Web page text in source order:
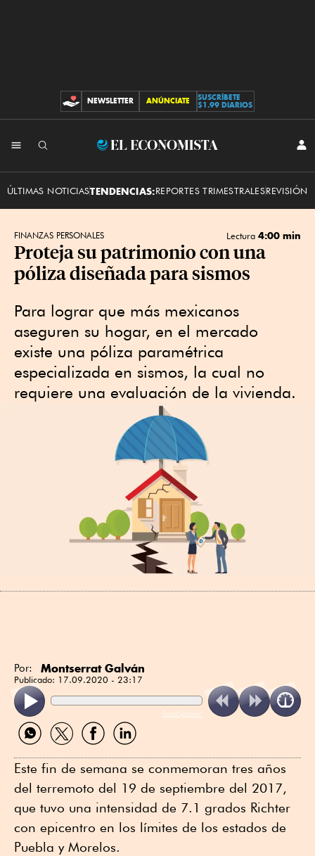
CONTRIBUCIONES
NEWSLETTER ANÚNCIATE
SUSCRÍBETE
$1.99 DIARIOS
El
ÚLTIMAS NOTICIASTENDENCIAS:REPORTES TRIMESTRALESREVISIÓN
FINANZAS PERSONALES Lectura 4:00 min
Proteja su patrimonio con una
póliza diseñada para sismos
Para lograr que más mexicanos
aseguren su hogar, en el mercado
existe una póliza paramétrica
especializada en sismos, la cual no
requiere una evaluación de la vivienda.
Por: Montserrat Galván
Publicado: 17.09.2020 - 23:17
ReadSpeaker
Compartir
por
Compartir
por
Compartir
por
Compartir
por
Este fin de semana se conmemoran tres años
del terremoto del 19 de septiembre del 2017,
que tuvo una intensidad de 7.1 grados Richter
con epicentro en los límites de los estados de
Puebla y Morelos.